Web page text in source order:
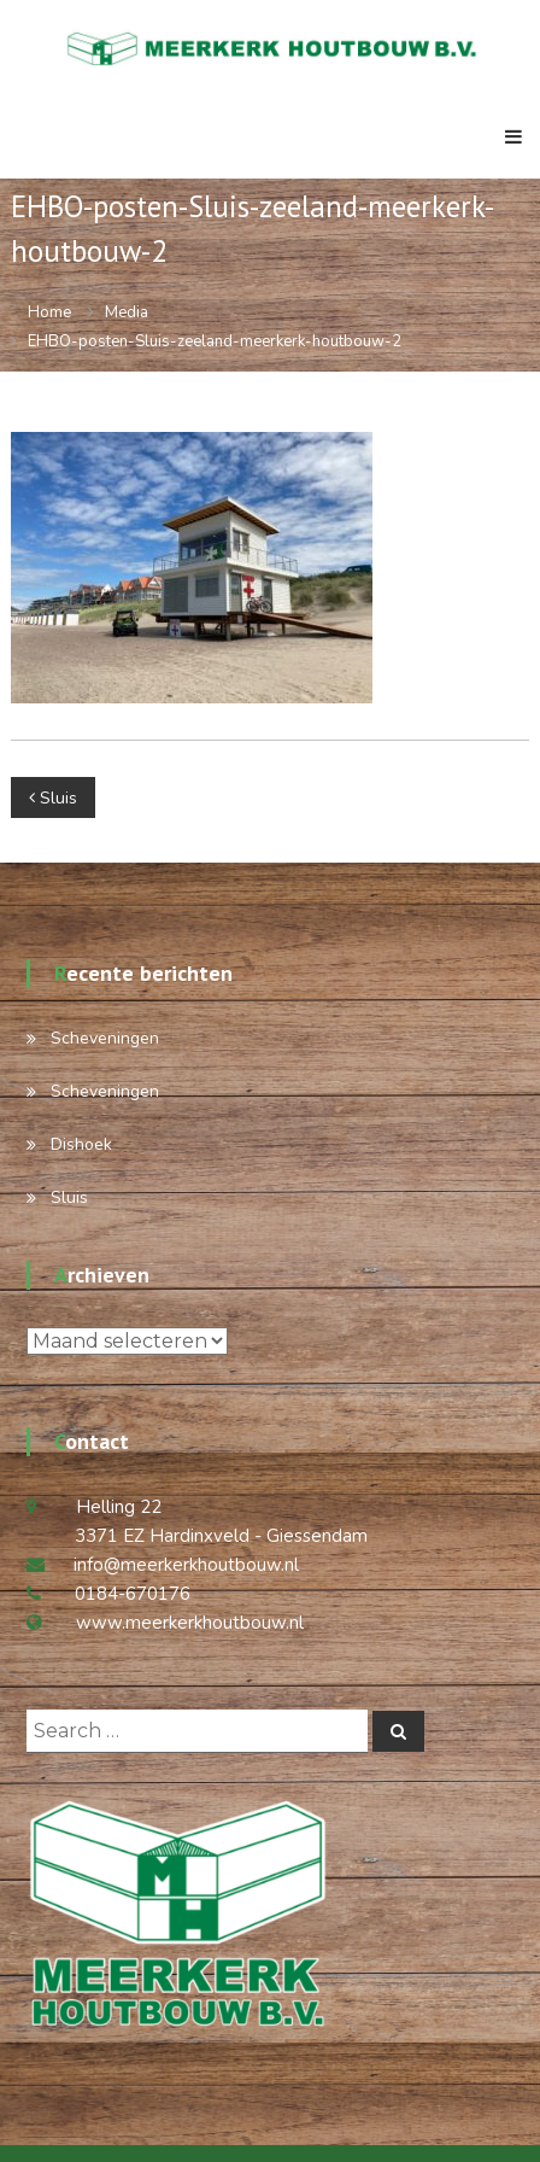
Meerkerk
Houtbouw
de
expert
in
ketenbouw,
strandpaviljoens,
clubhuizen,
semi
permanente
kantoren.
EHBO-posten-Sluis-zeeland-meerkerk-
houtbouw-2
Home
Media
EHBO-posten-Sluis-zeeland-meerkerk-houtbouw-2
Berichtnavigatie
Sluis
Recente berichten
Scheveningen
Scheveningen
Dishoek
Sluis
Archieven
Archieven
Contact
Helling 22
3371 EZ Hardinxveld - Giessendam
info@meerkerkhoutbouw.nl
0184-670176
www.meerkerkhoutbouw.nl
Search
for:
Search